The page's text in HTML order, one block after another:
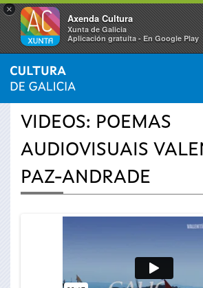
×
Axenda Cultura
Xunta de Galicia
Aplicación gratuíta - En Google Play
Vostede
aquí
INICIO › ACTUALIDADE
VIDEOS: POEMAS
AUDIOVISUAIS
PAZ-ANDRADE